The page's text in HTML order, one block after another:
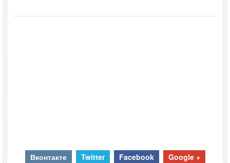
Вконтакте Twitter Facebook
Google +